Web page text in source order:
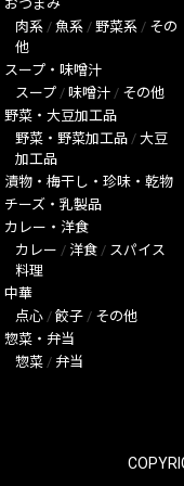
おつまみ
肉系 / 魚系 / 野菜系 / その
他
スープ・味噌汁
スープ / 味噌汁 / その他
野菜・大豆加工品
野菜・野菜加工品 / 大豆
加工品
漬物・梅干し・珍味・乾物
チーズ・乳製品
カレー・洋食
カレー / 洋食 / スパイス
料理
中華
点心 / 餃子 / その他
惣菜・弁当
惣菜 / 弁当